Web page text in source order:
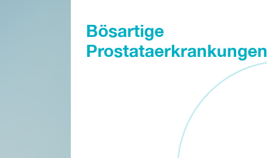
Bösartige
Prostataerkrankungen